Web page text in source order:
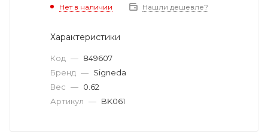
Нет в наличии Нашли дешевле?
Характеристики
Код — 849607
Бренд — Signeda
Вес — 0.62
Артикул — BK061